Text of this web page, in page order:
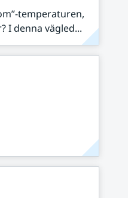
temperaturen,
I denna vägled...